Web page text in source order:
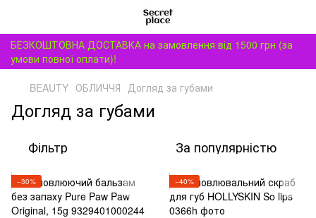
БЕЗКОШТОВНА ДОСТАВКА на замовлення від 1500 грн (за
умови повної оплати)!
BEAUTY ОБЛИЧЧЯ Догляд за губами
Догляд за губами
Фільтр За популярністю
−30% −40%